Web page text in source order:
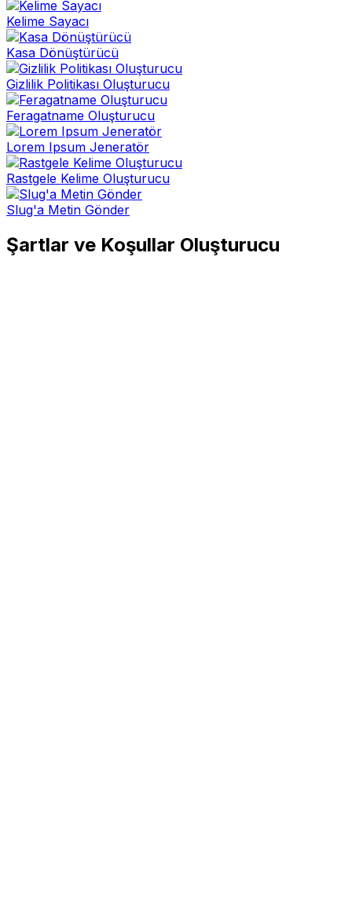
Kelime Sayacı
Kasa Dönüştürücü
Gizlilik Politikası Oluşturucu
Feragatname Oluşturucu
Lorem Ipsum Jeneratör
Rastgele Kelime Oluşturucu
Slug'a Metin Gönder
Şartlar ve Koşullar Oluşturucu